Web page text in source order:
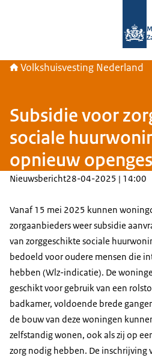
Volkshuisvesting Nederland
Subsidie voor
sociale
opnieuw
Nieuwsbericht28-04-2025 | 14:00
Vanaf 15 mei 2025 kunnen
zorgaanbieders weer subsidie
van zorggeschikte sociale
bedoeld voor oudere mensen die
hebben (Wlz-indicatie). De
geschikt voor gebruik van een
badkamer, voldoende brede
de bouw van deze woningen
zelfstandig wonen, ook als zij op
zorg nodig hebben. De inschrijving